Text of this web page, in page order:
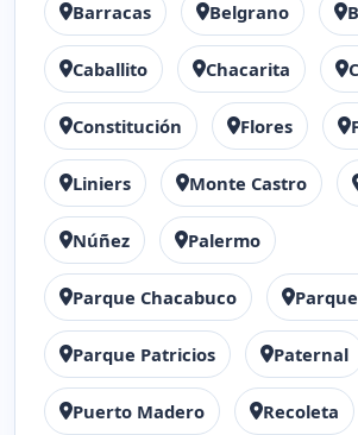
Barracas Belgrano
Caballito Chacarita
Constitución Flores
Liniers Monte Castro
Núñez Palermo
Parque Chacabuco
Parque Patricios Paternal
Puerto Madero Recoleta